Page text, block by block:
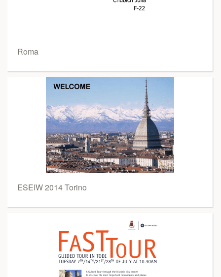
Roma
ESEIW 2014 Torino